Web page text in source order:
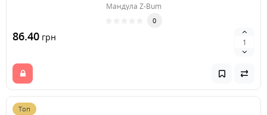
Мандула Z-Bum
0
86.40 грн
Топ